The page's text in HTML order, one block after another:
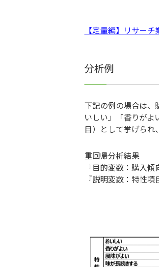
【定量編】リサー
分析例
下記の例の場合は、
いしい」「香りが
目）として挙げられ
重回帰分析結果
『目的変数：購入傾
『説明変数：特性